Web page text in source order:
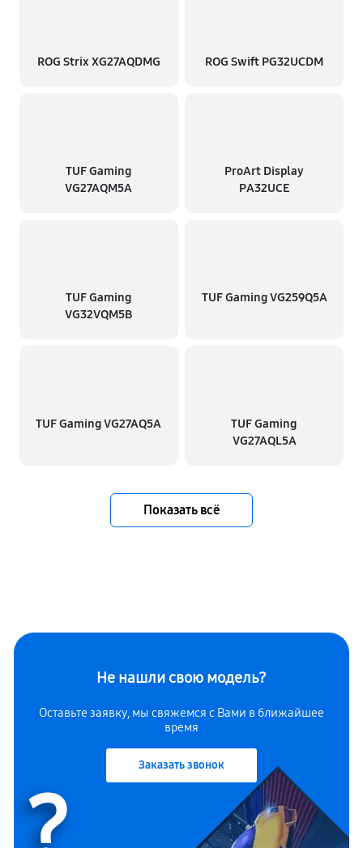
ROG Strix XG27AQDMG ROG Swift PG32UCDM
TUF Gaming
VG27AQM5A
ProArt Display
PA32UCE
TUF Gaming
VG32VQM5B
TUF Gaming VG259Q5A
TUF Gaming VG27AQ5A
TUF Gaming
VG27AQL5A
Показать всё
Не нашли свою модель?
Оставьте заявку, мы свяжемся с Вами в ближайшее
время
Заказать звонок